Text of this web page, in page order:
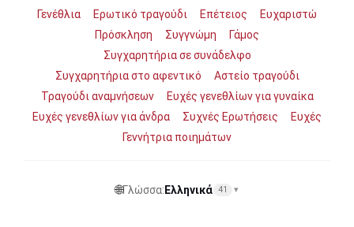
Γενέθλια Ερωτικό τραγούδι Επέτειος
Ευχαριστώ
Πρόσκληση
Συγγνώμη
Γάμος
Συγχαρητήρια σε συνάδελφο
Συγχαρητήρια στο αφεντικό
Αστείο τραγούδι
Τραγούδι αναμνήσεων
Ευχές γενεθλίων για γυναίκα
Ευχές γενεθλίων για άνδρα
Συχνές Ερωτήσεις
Ευχές
Γεννήτρια ποιημάτων
🌐Γλώσσα: Ελληνικά 41 ▾